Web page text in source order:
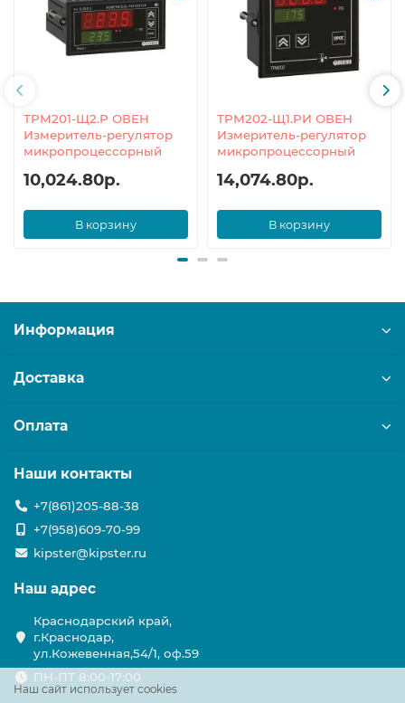
ТРМ201-Щ2.Р ОВЕН
Измеритель-регулятор
микропроцессорный
10,024.80р.
В корзину
ТРМ202-Щ1.РИ ОВЕН
Измеритель-регулятор
микропроцессорный
14,074.80р.
В корзину
Наш сайт использует cookies
Информация
Доставка
Оплата
Наши контакты
+7(861)205-88-38
+7(958)609-70-99
kipster@kipster.ru
Наш адрес
Краснодарский край,
г.Краснодар,
ул.Кожевенная,54/1, оф.59
ПН-ПТ 8:00-17:00